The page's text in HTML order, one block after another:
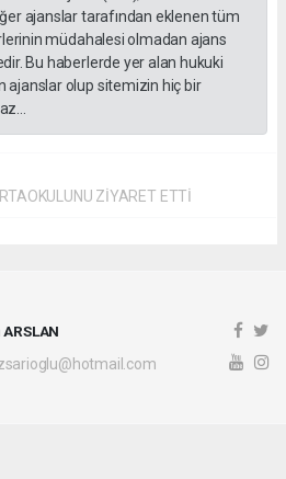
ajanslar tarafından eklenen tüm
müdahalesi olmadan ajans
Bu haberlerde yer alan hukuki
ajanslar olup sitemizin hiç bir
ZİYARET ETTİ
ARSLAN